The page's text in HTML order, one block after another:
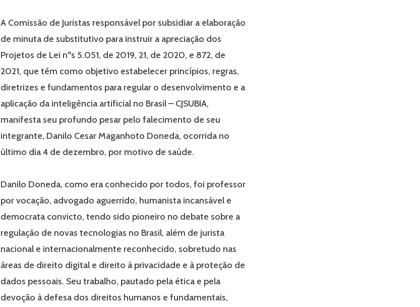
A Comissão de Juristas responsável por subsidiar a elaboração
de minuta de substitutivo para instruir a apreciação dos
Projetos de Lei nºs 5.051, de 2019, 21, de 2020, e 872, de
2021, que têm como objetivo estabelecer princípios, regras,
diretrizes e fundamentos para regular o desenvolvimento e a
aplicação da inteligência artificial no Brasil – CJSUBIA,
manifesta seu profundo pesar pelo falecimento de seu
integrante, Danilo Cesar Maganhoto Doneda, ocorrida no
último dia 4 de dezembro, por motivo de saúde.
Danilo Doneda, como era conhecido por todos, foi professor
por vocação, advogado aguerrido, humanista incansável e
democrata convicto, tendo sido pioneiro no debate sobre a
regulação de novas tecnologias no Brasil, além de jurista
nacional e internacionalmente reconhecido, sobretudo nas
áreas de direito digital e direito à privacidade e à proteção de
dados pessoais. Seu trabalho, pautado pela ética e pela
devoção à defesa dos direitos humanos e fundamentais,